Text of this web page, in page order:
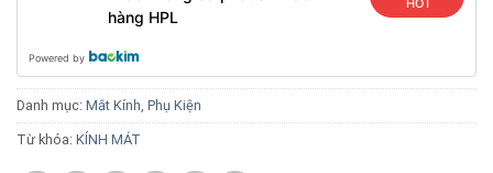
hàng HPL
Powered by
Danh mục: Mắt Kính Phụ Kiện
Từ khóa: KÍNH MÁT